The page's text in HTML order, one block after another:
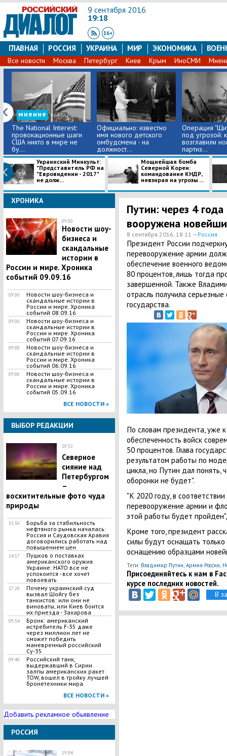
9 сентября 2016
19:18
ГЛАВНАЯ РОССИЯ УКРАИНА МИР ЭКОНОМИКА
Все новости Москва Петербург Киев Крым ИноСМИ
мнение
The National Interest:
провокационные шаги
США никто в мире не
бу...
Официально: известно
имя нового детского
омбудсмена - на
должност...
Операция
под угрозой:
возглавили
партиз...
Украинский Минкульт:
"Представитель РФ на
"Евровидении - 2017"
не долж...
Мощнейшая бомба
Северной Кореи:
командование КНДР,
невзирая на угрозы ...
ХРОНИКА
09:00
Новости шоу-
бизнеса и
скандальные
истории в
России и мире. Хроника
событий 09.09.16
09:00
Новости шоу-бизнеса и
скандальные истории в
России и мире. Хроника
событий 08.09.16
09:00
Новости шоу-бизнеса и
скандальные истории в
России и мире. Хроника
событий 07.09.16
09:00
Новости шоу-бизнеса и
скандальные истории в
России и мире. Хроника
событий 06.09.16
09:00
Новости шоу-бизнеса и
скандальные истории в
России и мире. Хроника
событий 05.09.16
ВСЕ НОВОСТИ »
ВЫБОР РЕДАКЦИИ
10:52
Северное
сияние над
Петербургом
–
восхитительные фото чуда
природы
15:30
Борьба за стабильность
нефтяного рынка началась:
Россия и Саудовская Аравия
договорились работать над
повышением цен
14:17
Пушков о поставках
американского оружия
Украине: НАТО все не
успокоится - все хочет
повоевать
17:20
Почему украинский суд
вызвал Шойгу без
танкистов: или они не
виноваты, или Киев боится
их приезда - Захарова
09:34
Бронк: американский
истребитель F-35 даже
через миллион лет не
сможет победить
маневренный российский
Су-35
09:40
Российский танк,
выдержавший в Сирии
залпы американских ракет
TOW, вошел в тройку лучшей
бронетехники мира
ВСЕ НОВОСТИ »
Добавить рекламное обьявление
РОССИЯ
19:04
Путин: через 4
вооружена
8 сентября 2016, 18:11 —Россия
Президент России
перевооружение армии
обеспечение военного
80 процентов, лишь тогда
завершенной. Также
отрасль получила
государства.
По словам президента, уже
обеспеченность войск
50 процентов. Глава
результатом работы по
цикла, но Путин дал понять,
оборонки не будет".
"К 2020 году, в
перевооружение армии и
этой работы будет
Кроме того, президент
силы будут оснащать
оснащению образцами
Теги: Владимир Путин Армия России
Присоединяйтесь к нам в
курсе последних новостей.
В